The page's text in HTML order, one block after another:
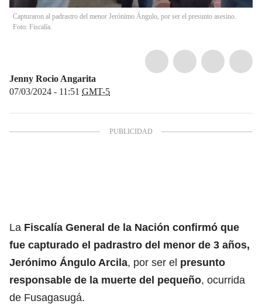
Capturaron al padrastro del menor Jerónimo Ángulo, por ser el presunto asesino.
Foto: Fiscalía.
Jenny Rocio Angarita
07/03/2024 - 11:51 GMT-5
La Fiscalía General de la Nación confirmó que
fue capturado el padrastro del menor de 3 años,
Jerónimo Ángulo Arcila, por ser el presunto
responsable de la muerte del pequeño, ocurrida
de Fusagasugá.